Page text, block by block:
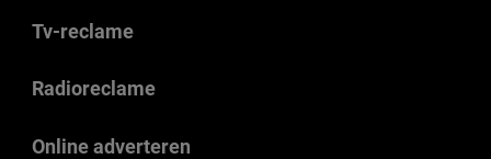
Tv-reclame
Radioreclame
Online adverteren